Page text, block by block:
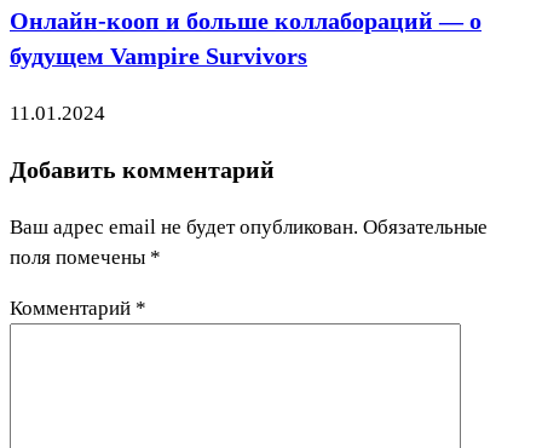
Онлайн-кооп и больше коллабораций — о
будущем Vampire Survivors
11.01.2024
Добавить комментарий
Ваш адрес email не будет опубликован. Обязательные
поля помечены *
Комментарий *